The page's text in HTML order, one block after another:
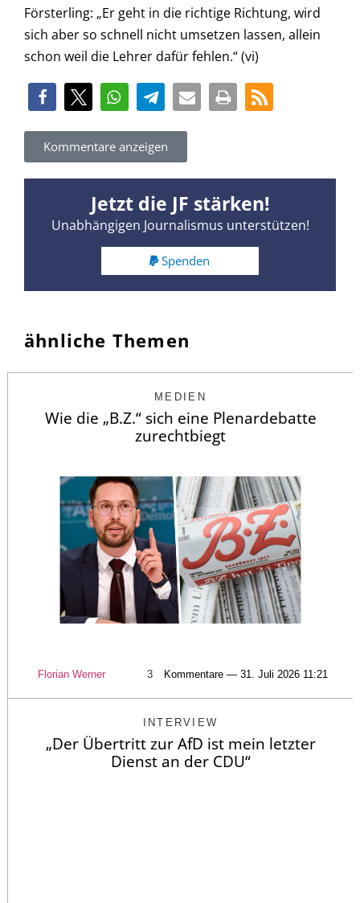
Försterling: „Er geht in die richtige Richtung, wird
sich aber so schnell nicht umsetzen lassen, allein
schon weil die Lehrer dafür fehlen.“ (vi)
Kommentare anzeigen
Jetzt die JF stärken!
Unabhängigen Journalismus unterstützen!
Spenden
ähnliche Themen
MEDIEN
Wie die „B.Z.“ sich eine Plenardebatte
zurechtbiegt
Florian Werner 3 Kommentare — 31. Juli 2026 11:21
INTERVIEW
„Der Übertritt zur AfD ist mein letzter
Dienst an der CDU“